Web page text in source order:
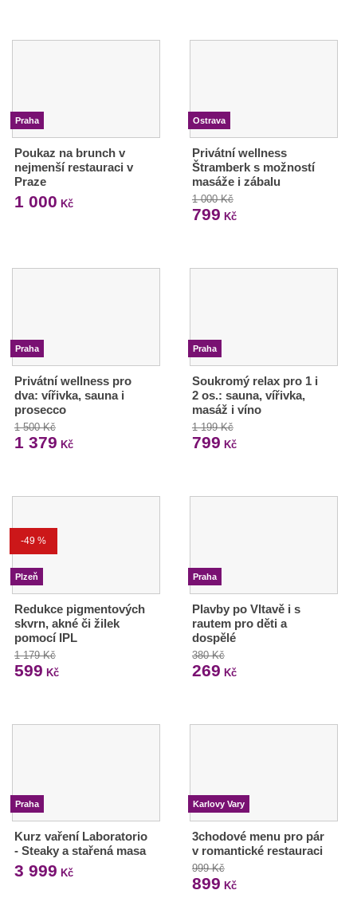
Praha
Poukaz na brunch v
nejmenší restauraci v
Praze
1 000 Kč
Ostrava
Privátní wellness
Štramberk s možností
masáže i zábalu
1 000 Kč
799 Kč
Praha
Privátní wellness pro
dva: vířivka, sauna i
prosecco
1 500 Kč
1 379 Kč
Praha
Soukromý relax pro 1 i
2 os.: sauna, vířivka,
masáž i víno
1 199 Kč
799 Kč
-49 %
Plzeň
Redukce pigmentových
skvrn, akné či žilek
pomocí IPL
1 179 Kč
599 Kč
Praha
Plavby po Vltavě i s
rautem pro děti a
dospělé
380 Kč
269 Kč
Praha
Kurz vaření Laboratorio
- Steaky a stařená masa
3 999 Kč
Karlovy Vary
3chodové menu pro pár
v romantické restauraci
999 Kč
899 Kč